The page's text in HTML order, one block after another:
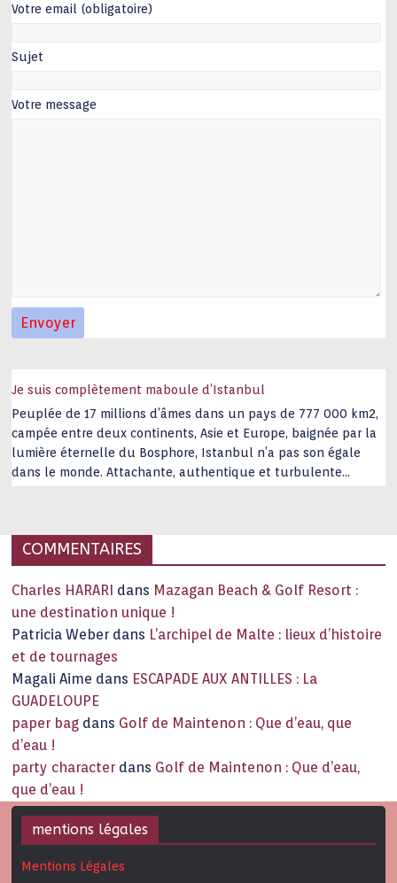
Votre email (obligatoire)
Sujet
Votre message
Je suis complètement maboule d’Istanbul
Peuplée de 17 millions d’âmes dans un pays de 777 000 km2,
campée entre deux continents, Asie et Europe, baignée par la
lumière éternelle du Bosphore, Istanbul n’a pas son égale
dans le monde. Attachante, authentique et turbulente
COMMENTAIRES
Charles HARARI dans Mazagan Beach & Golf Resort :
une destination unique !
Patricia Weber dans L’archipel de Malte : lieux d’histoire
et de tournages
Magali Aime dans ESCAPADE AUX ANTILLES : La
GUADELOUPE
paper bag dans Golf de Maintenon : Que d’eau, que
d’eau !
party character dans Golf de Maintenon : Que d’eau,
que d’eau !
mentions légales
Mentions Légales